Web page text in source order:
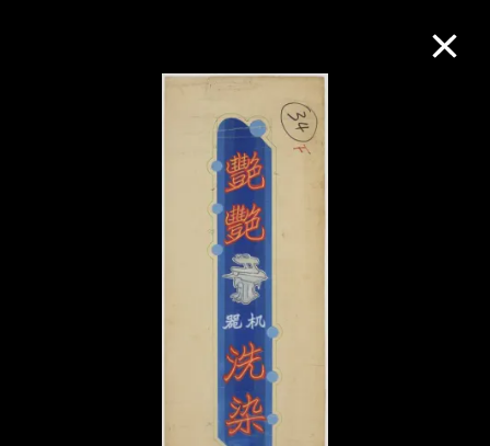
M+藏品
探索世界顶级的二十及二十一世纪视觉